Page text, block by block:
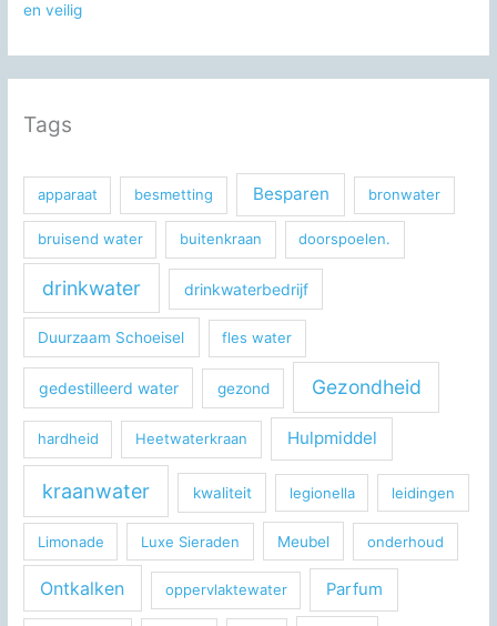
en veilig
Tags
apparaat besmetting Besparen bronwater
bruisend water buitenkraan doorspoelen.
drinkwater drinkwaterbedrijf
Duurzaam Schoeisel fles water
gedestilleerd water gezond Gezondheid
hardheid Heetwaterkraan Hulpmiddel
kraanwater kwaliteit legionella leidingen
Limonade Luxe Sieraden Meubel onderhoud
Ontkalken oppervlaktewater Parfum